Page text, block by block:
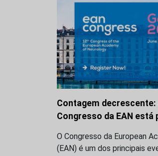
Contagem decrescente:
Congresso da EAN
O Congresso da European
(EAN) é um dos principais